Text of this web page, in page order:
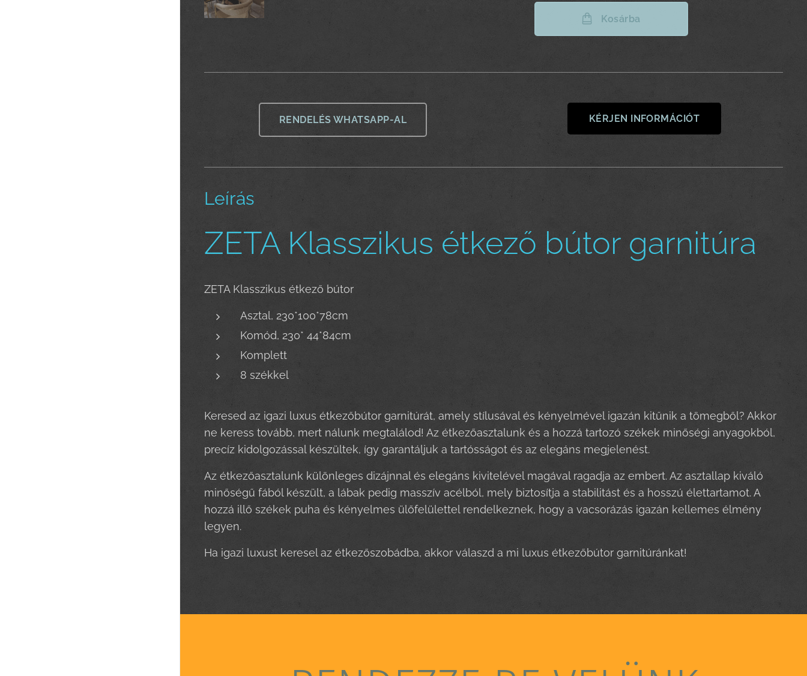
Kosárba
RENDELÉS WHATSAPP-AL KÉRJEN INFORMÁCIÓT
Leírás
ZETA Klasszikus étkező bútor garnitúra
ZETA Klasszikus étkező bútor
Asztal, 230*100*78cm
Komód, 230* 44*84cm
Komplett
8 székkel
Keresed az igazi luxus étkezőbútor garnitúrát, amely stílusával és kényelmével igazán kitűnik a tömegből? Akkor
ne keress tovább, mert nálunk megtalálod! Az étkezőasztalunk és a hozzá tartozó székek minőségi anyagokból,
precíz kidolgozással készültek, így garantáljuk a tartósságot és az elegáns megjelenést.
Az étkezőasztalunk különleges dizájnnal és elegáns kivitelével magával ragadja az embert. Az asztallap kiváló
minőségű fából készült, a lábak pedig masszív acélból, mely biztosítja a stabilitást és a hosszú élettartamot. A
hozzá illő székek puha és kényelmes ülőfelülettel rendelkeznek, hogy a vacsorázás igazán kellemes élmény
legyen.
Ha igazi luxust keresel az étkezőszobádba, akkor válaszd a mi luxus étkezőbútor garnitúránkat!